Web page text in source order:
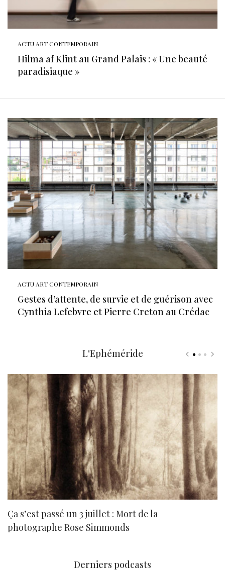
ACTU ART CONTEMPORAIN
Hilma af Klint au Grand Palais : « Une beauté
paradisiaque »
ACTU ART CONTEMPORAIN
Gestes d’attente, de survie et de guérison avec
Cynthia Lefebvre et Pierre Creton au Crédac
L'Ephéméride
Ça s’est passé un 3 juillet : Mort de la
photographe Rose Simmonds
Derniers podcasts